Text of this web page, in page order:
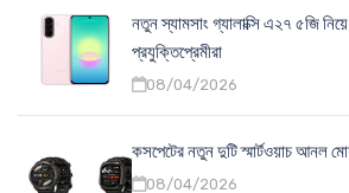
নতুন স্যামসাং গ্যালাক্সি এ২৭ ৫জি
প্রযুক্তিপ্রেমীরা
08/04/2026
কসপেটের নতুন দুটি স্মার্টওয়াচ আনল
08/04/2026